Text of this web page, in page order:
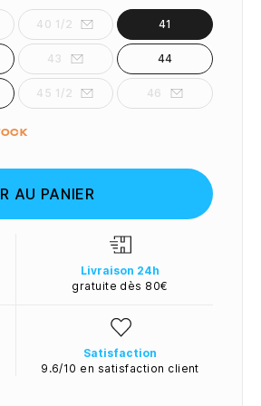
40 1/2 41
43 44
45 1/2 46
AU PANIER
Livraison 24h
gratuite dès 80€
Satisfaction
9.6/10 en satisfaction client